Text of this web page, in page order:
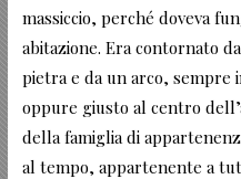
massiccio, perché doveva
abitazione. Era contornato
pietra e da un arco, sempre
oppure giusto al centro
della famiglia di
al tempo, appartenente a